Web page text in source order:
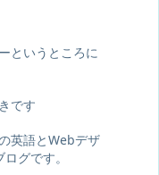
というところに
です
英語とWebデザ
グです。